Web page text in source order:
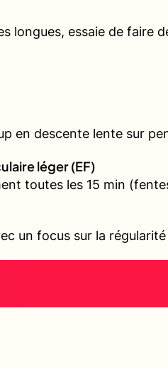
longues, essaie de faire
en descente lente sur
léger (EF)
toutes les 15 min
un focus sur la